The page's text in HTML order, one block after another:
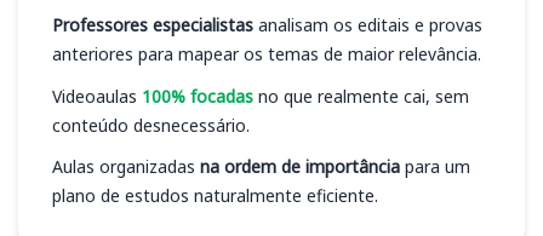
Professores especialistas analisam os editais e provas
anteriores para mapear os temas de maior relevância.
Videoaulas 100% focadas no que realmente cai, sem
conteúdo desnecessário.
Aulas organizadas na ordem de importância para um
plano de estudos naturalmente eficiente.